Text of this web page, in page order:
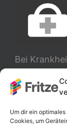
Um dir ein
Cookies, um
Bei
TRANSLATE